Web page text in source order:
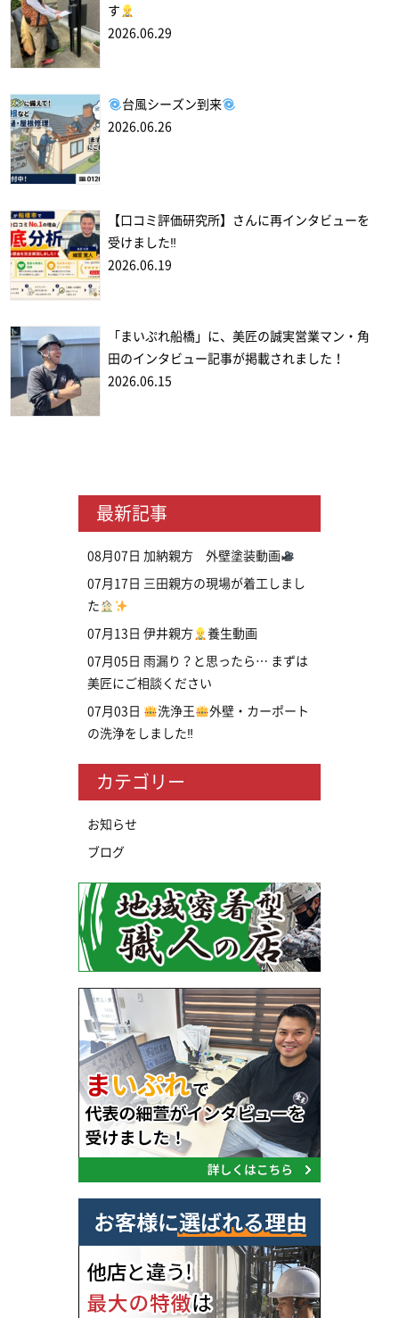
す
2026.06.29
台風シーズン到来
2026.06.26
【口コミ評価研究所】さんに再インタビューを
受けました‼
2026.06.19
「まいぷれ船橋」に、美匠の誠実営業マン・角
田のインタビュー記事が掲載されました！
2026.06.15
最新記事
08月07日 加納親方 外壁塗装動画
07月17日 三田親方の現場が着工しまし
た
07月13日 伊井親方 養生動画
07月05日 雨漏り？と思ったら… まずは
美匠にご相談ください
07月03日 洗浄王
外壁・カーポート
の洗浄をしました‼
カテゴリー
お知らせ
ブログ